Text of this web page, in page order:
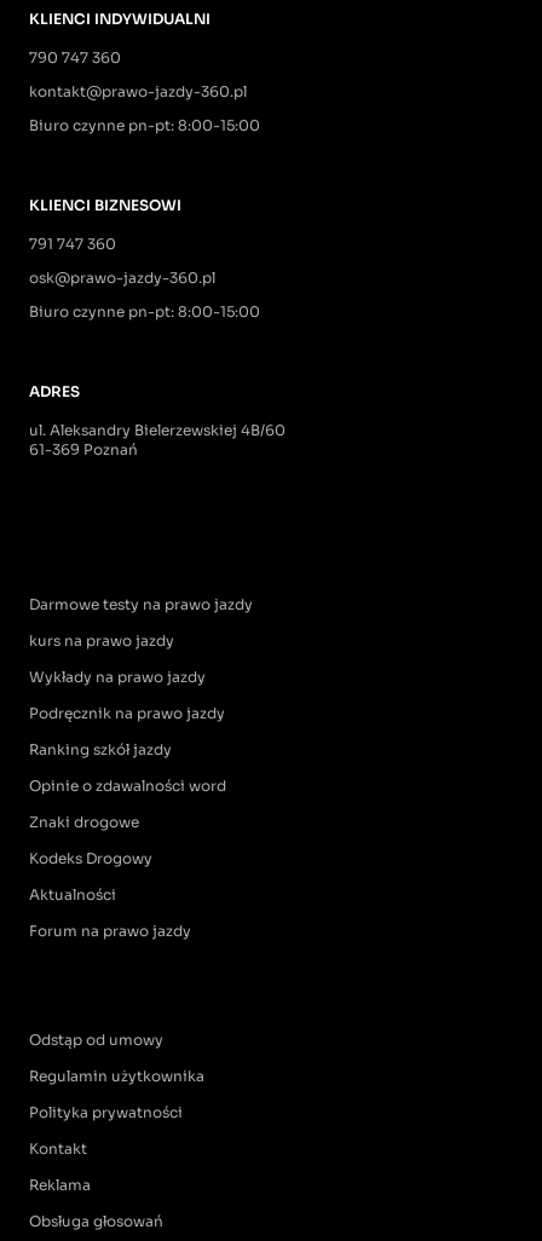
KLIENCI INDYWIDUALNI
790 747 360
kontakt@prawo-jazdy-360.pl
Biuro czynne pn-pt: 8:00-15:00
KLIENCI BIZNESOWI
791 747 360
osk@prawo-jazdy-360.pl
Biuro czynne pn-pt: 8:00-15:00
ADRES
ul. Aleksandry Bielerzewskiej 4B/60
61-369 Poznań
Darmowe testy na prawo jazdy
kurs na prawo jazdy
Wykłady na prawo jazdy
Podręcznik na prawo jazdy
Ranking szkół jazdy
Opinie o zdawalności word
Znaki drogowe
Kodeks Drogowy
Aktualności
Forum na prawo jazdy
Odstąp od umowy
Regulamin użytkownika
Polityka prywatności
Kontakt
Reklama
Obsługa głosowań